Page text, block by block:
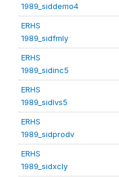
1989_siddemo4
ERHS
1989_sidfmly
ERHS
1989_sidinc5
ERHS
1989_sidlvs5
ERHS
1989_sidprodv
ERHS
1989_sidxcly